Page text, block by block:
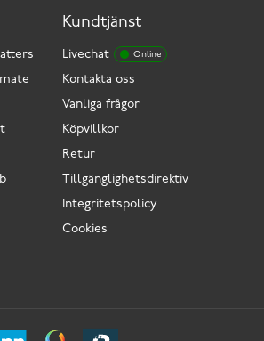
Kundtjänst
Livechat Online
Kontakta oss
Vanliga frågor
Köpvillkor
Retur
Tillgänglighetsdirektiv
Integritetspolicy
Cookies